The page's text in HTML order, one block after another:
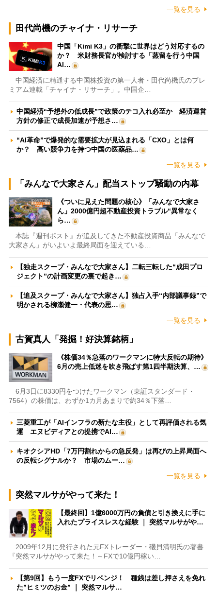
一覧を見る
田代尚機のチャイナ・リサーチ
中国「Kimi K3」の衝撃に世界はどう対応するの
か？ 米財務長官が検討する「蒸留を行う中国
AI…
中国経済に精通する中国株投資の第一人者・田代尚機氏のプレ
ミアム連載「チャイナ・リサーチ」。中国企…
中国経済“予想外の低成長”で政策のテコ入れ必至か 経済運営
方針の修正で成長加速が予想さ…
“AI革命”で爆発的な需要拡大が見込まれる「CXO」とは何
か？ 高い競争力を持つ中国の医薬品…
一覧を見る
「みんなで大家さん」配当ストップ騒動の内幕
《ついに見えた問題の核心》「みんなで大家さ
ん」2000億円超不動産投資トラブル“異常なく
ら…
本誌『週刊ポスト』が追及してきた不動産投資商品「みんなで
大家さん」がいよいよ最終局面を迎えている…
【独走スクープ・みんなで大家さん】二転三転した“成田プロ
ジェクト”の計画変更の裏で起き…
【追及スクープ・みんなで大家さん】独占入手“内部議事録”で
明かされる柳瀬健一・代表の思…
一覧を見る
古賀真人「発掘！好決算銘柄」
《株価34％急落のワークマンに特大反転の期待》
6月の売上低迷を吹き飛ばす第1四半期決算、…
6月3日に8330円をつけたワークマン（東証スタンダード・
7564）の株価は、わずか1カ月あまりで約34％下落…
三菱重工が「AIインフラの新たな主役」として再評価される気
運 エヌビディアとの提携でAI…
キオクシアHD「7万円割れからの急反発」は再びの上昇局面へ
の反転シグナルか？ 市場のムー…
一覧を見る
突然マルサがやって来た！
【最終回】1億6000万円の負債と引き換えに手に
入れたプライスレスな経験 ｜ 突然マルサがや…
2009年12月に発行された元FXトレーダー・磯貝清明氏の著書
『突然マルサがやって来た！～FXで10億円稼い…
【第9回】もう一度FXでリベンジ！ 種銭は差し押さえを免れ
た”ヒミツのお金” ｜ 突然マルサ…